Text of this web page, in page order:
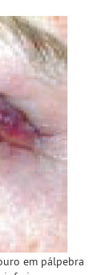
em pálpebra